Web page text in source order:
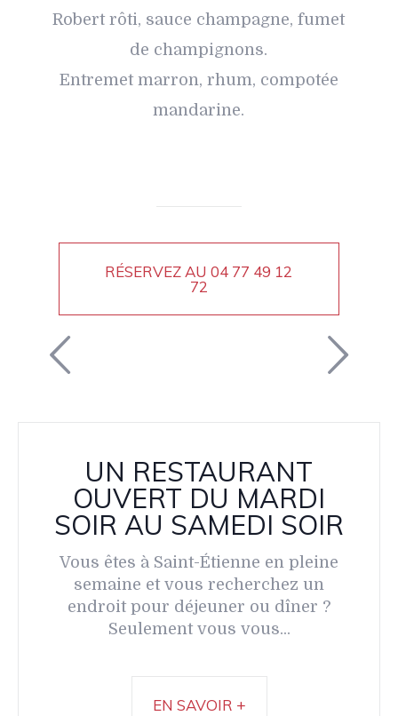
Robert rôti, sauce champagne, fumet
de champignons.
Entremet marron, rhum, compotée
mandarine.
RÉSERVEZ AU04 77 49 12
72
UN RESTAURANT
OUVERT DU MARDI
SOIR AU SAMEDI SOIR
Vous êtes à Saint-Étienne en pleine
semaine et vous recherchez un
endroit pour déjeuner ou dîner ?
Seulement vous vous...
EN SAVOIR +